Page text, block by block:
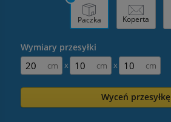
Paczka Koperta
Wymiary przesyłki
x x
Wyceń przesyłkę